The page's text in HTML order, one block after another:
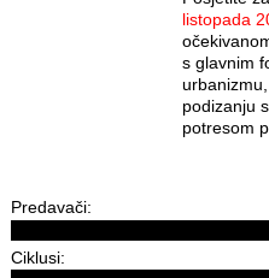
listopada
s glavnim
podizanju
potresom
Predavači:
Ciklusi: